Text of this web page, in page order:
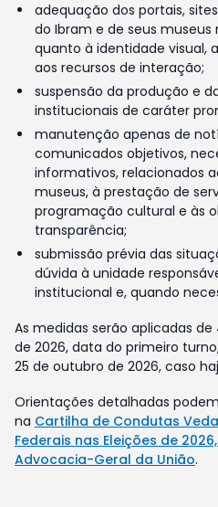
adequação dos portais,
do Ibram e de seus museus
quanto à identidade visual,
aos recursos de interação;
suspensão da produção e
institucionais de caráter
manutenção apenas de
comunicados objetivos,
informativos, relacionados
museus, à prestação de
programação cultural e às
transparência;
submissão prévia das
dúvida à unidade
institucional e, quando
As medidas serão aplicadas
de 2026, data do primeiro
25 de outubro de 2026, caso
Orientações detalhadas
na Cartilha de Condutas
Federais nas Eleições de
Advocacia-Geral da União.